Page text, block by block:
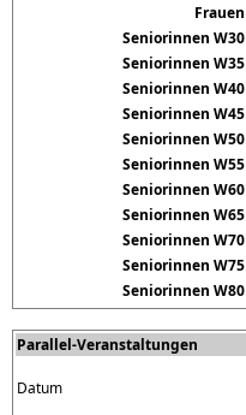
Frauen
Seniorinnen W30
Seniorinnen W35
Seniorinnen W40
Seniorinnen W45
Seniorinnen W50
Seniorinnen W55
Seniorinnen W60
Seniorinnen W65
Seniorinnen W70
Seniorinnen W75
Seniorinnen W80
Parallel-Veranstaltungen
Datum